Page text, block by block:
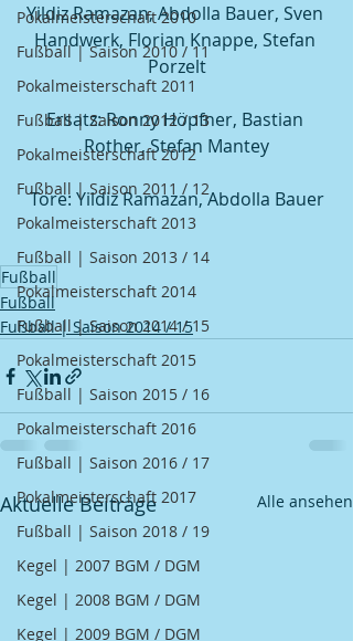
Pokalmeisterschaft 2010
Fußball | Saison 2010 / 11
Pokalmeisterschaft 2011
Fußball | Saison 2012 / 13
Pokalmeisterschaft 2012
Fußball | Saison 2011 / 12
Pokalmeisterschaft 2013
Fußball | Saison 2013 / 14
Pokalmeisterschaft 2014
Fußball | Saison 2014 / 15
Pokalmeisterschaft 2015
Fußball | Saison 2015 / 16
Pokalmeisterschaft 2016
Fußball | Saison 2016 / 17
Pokalmeisterschaft 2017
Fußball | Saison 2018 / 19
Kegel | 2007 BGM / DGM
Kegel | 2008 BGM / DGM
Kegel | 2009 BGM / DGM
Yildiz Ramazan, Abdolla Bauer, Sven
Handwerk, Florian Knappe, Stefan
Porzelt
Ersatz: Ronny Höpfner, Bastian
Rother, Stefan Mantey
Tore: Yildiz Ramazan, Abdolla Bauer
Fußball
Fußball
Fußball | Saison 2014 / 15
Aktuelle Beiträge Alle ansehen